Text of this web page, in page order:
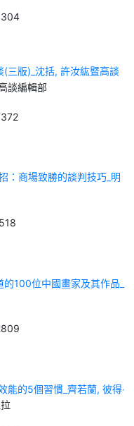
(三版)_沈括, 許汝紘暨高談
談編輯部
：商場致勝的談判技巧_明
的100位中國畫家及其作品_
能的5個習慣_齊若蘭, 彼得‧